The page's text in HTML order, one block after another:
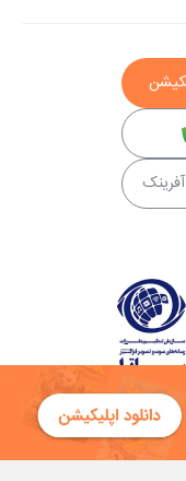
توکان تعلق دارد و